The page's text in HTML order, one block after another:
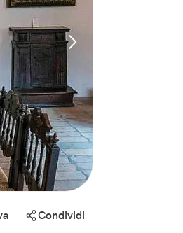
Condividi